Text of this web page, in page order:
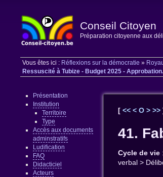
Conseil Citoyen
Préparation citoyenne aux
Vous êtes ici : Réflexions sur la démocratie »
Ressuscité à Tubize - Budget 2025 - Approbation.
Présentation
Institution
Territoire
Type
Accès aux documents
adminstratifs
Ludification
FAQ
Didacticiel
Acteurs
[<<<O>>>
41.
Cycle de vie
verbal >